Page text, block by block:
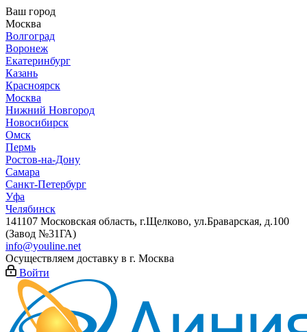
Ваш город
Москва
Волгоград
Воронеж
Екатеринбург
Казань
Красноярск
Москва
Нижний Новгород
Новосибирск
Омск
Пермь
Ростов-на-Дону
Самара
Санкт-Петербург
Уфа
Челябинск
141107 Московская область, г.Щелково, ул.Браварская, д.100
(Завод №31ГА)
info@youline.net
Осуществляем доставку в г. Москва
Войти